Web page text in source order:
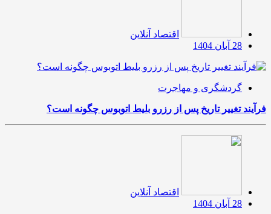
اقتصاد آنلاین
28 آبان 1404
گردشگری و مهاجرت
فرآیند تغییر تاریخ پس از رزرو بلیط اتوبوس چگونه است؟
اقتصاد آنلاین
28 آبان 1404